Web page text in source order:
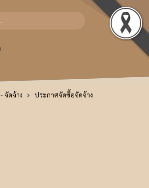
จัดจ้าง ประกาศจัดซื้อจัดจ้าง